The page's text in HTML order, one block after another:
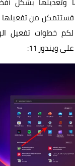
ويندوز 11 الآن فستتمكن
لكم خطوات تفعيل
ويندوز 11: